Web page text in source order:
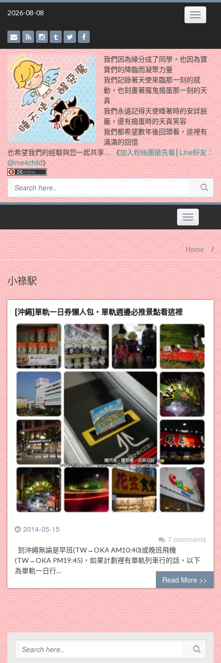
Skip
2026-08-08 Toggle
我們因為緣分成了同學，也因為寶
寶們的降臨而凝聚力量
我們記錄著天使來臨那一刻的感
動，也刻畫著魔鬼搗蛋那一刻的天
真
我們永遠記得天使睡著時的安詳臉
龐，還有搗蛋時的天真笑容
我們都希望數年後回頭看，這裡有
滿滿的回憶
也希望我們的經驗與您一起共享… 《加入粉絲團搶先看│Line好友：
@me4child》
Toggle
navigation
Home /
小祿駅
[沖繩]單軌一日券懶人包‧單軌週邊必推景點看這裡
2014-05-15
7 comments
到沖繩無論是早班(TW→OKA AM10:40)或晚班飛機
(TW→OKA PM19:45)，如果計劃裡有單軌列車行的話，以下
為單軌一日行…
Read More >>